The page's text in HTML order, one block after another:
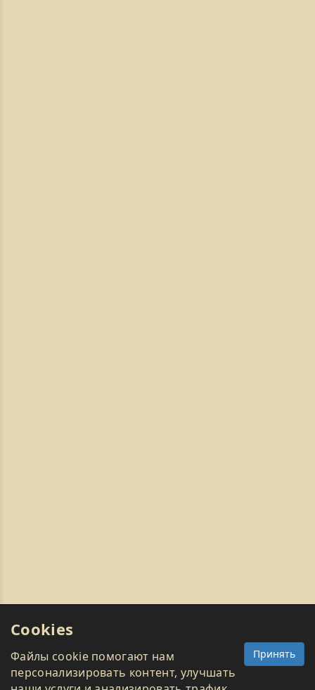
Cookies
Принять
Файлы cookie помогают нам
персонализировать контент, улучшать